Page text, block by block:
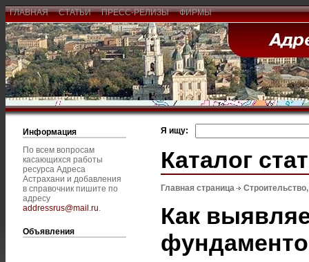
ГЛАВНАЯ СТАТЬИ ПРЕСС-РЕЛИЗЫ ФИРМЫ
Информация
По всем вопросам
касающихся работы
ресурса Адреса
Астрахани и добавления
в справочник пишите по
адресу
addressrus@mail.ru.
Объявления
Я ищу:
Каталог
Главная страница
Как